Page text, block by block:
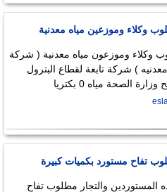
وكلاء وموزعين مياه معدنية
وكلاء وموزعون مياه معدنية ( شركة
) شركة تابعة لقطاع البترول
الصحة مياه 0 بكتريا
تفاح مستورد بكميات كبيرة
المستوردين والتجار مطلوب تفاح